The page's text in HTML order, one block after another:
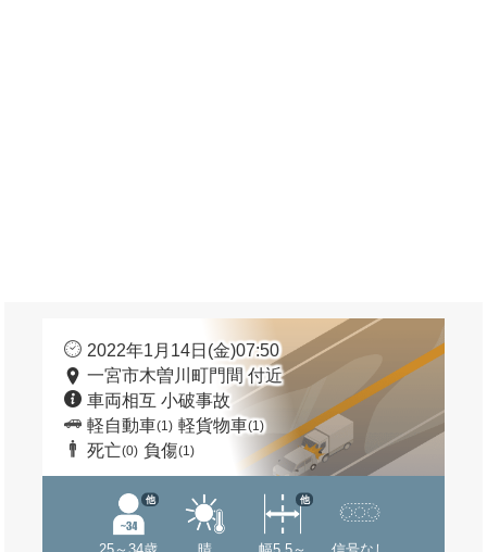
2022年1月14日(金)07:50
一宮市木曽川町門間 付近
車両相互 小破事故
軽自動車(1) 軽貨物車(1)
死亡(0) 負傷(1)
他 他